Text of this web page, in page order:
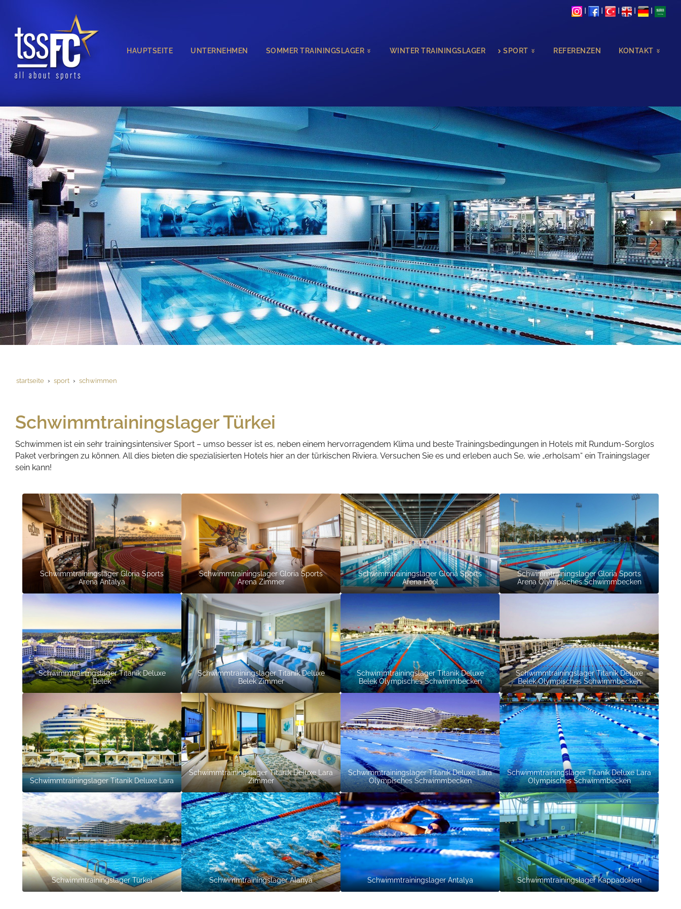
I I I I I
HAUPTSEITE UNTERNEHMEN SOMMER TRAININGSLAGER WINTER TRAININGSLAGER SPORT REFERENZEN KONTAKT
startseite sport schwimmen
Schwimmtrainingslager Türkei
Schwimmen ist ein sehr trainingsintensiver Sport – umso besser ist es, neben einem hervorragendem Klima und beste Trainingsbedingungen in Hotels mit Rundum-Sorglos
Paket verbringen zu können. All dies bieten die spezialisierten Hotels hier an der türkischen Riviera. Versuchen Sie es und erleben auch Se, wie „erholsam“ ein Trainingslager
sein kann!
Schwimmtrainingslager Gloria Sports
Arena Antalya
Schwimmtrainingslager Gloria Sports
Arena Zimmer
Schwimmtrainingslager Gloria Sports
Arena Pool
Schwimmtrainingslager Gloria Sports
Arena Olympisches Schwimmbecken
Schwimmtrainingslager Titanik Deluxe
Belek
Schwimmtrainingslager Titanik Deluxe
Belek Zimmer
Schwimmtrainingslager Titanik Deluxe
Belek Olympisches Schwimmbecken
Schwimmtrainingslager Titanik Deluxe
Belek Olympisches Schwimmbecken
Schwimmtrainingslager Titanik Deluxe Lara
Schwimmtrainingslager Titanik Deluxe Lara
Zimmer
Schwimmtrainingslager Titanik Deluxe Lara
Olympisches Schwimmbecken
Schwimmtrainingslager Titanik Deluxe Lara
Olympisches Schwimmbecken
Schwimmtrainingslager Türkei Schwimmtrainingslager Alanya Schwimmtrainingslager Antalya Schwimmtrainingslager Kappadokien